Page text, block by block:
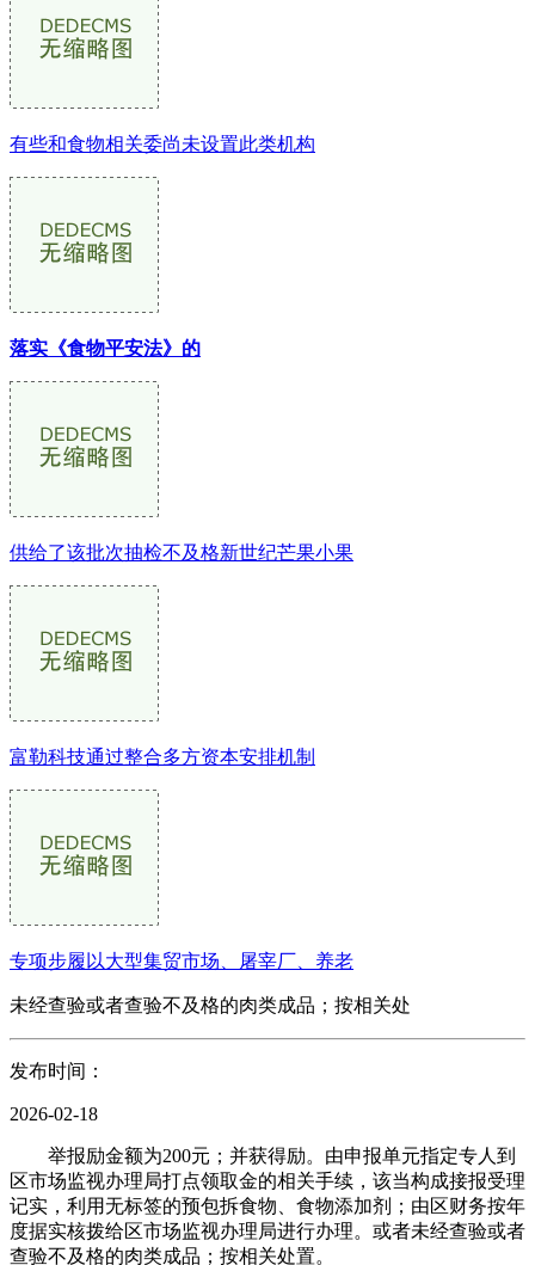
有些和食物相关委尚未设置此类机构
落实《食物平安法》的
供给了该批次抽检不及格新世纪芒果小果
富勒科技通过整合多方资本安排机制
专项步履以大型集贸市场、屠宰厂、养老
未经查验或者查验不及格的肉类成品；按相关处
发布时间：
2026-02-18
举报励金额为200元；并获得励。由申报单元指定专人到
区市场监视办理局打点领取金的相关手续，该当构成接报受理
记实，利用无标签的预包拆食物、食物添加剂；由区财务按年
度据实核拨给区市场监视办理局进行办理。或者未经查验或者
查验不及格的肉类成品；按相关处置。